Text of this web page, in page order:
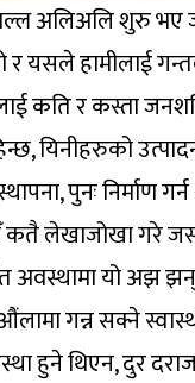
अलिअलि शुरु भए
र यसले हामीलाई
कति र कस्ता
यिनीहरुको
पुनः निर्माण
लेखाजोखा गरे
अवस्थामा यो अझ
औंलामा गन्न सक्ने
हुने थिएन, दुर